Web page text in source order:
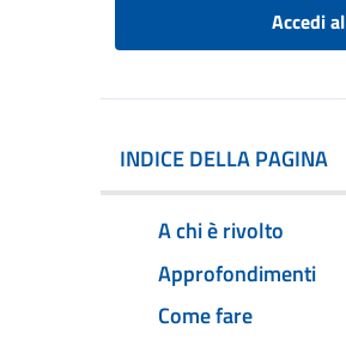
Accedi
INDICE DELLA PAGINA
A chi è rivolto
Approfondimenti
Come fare